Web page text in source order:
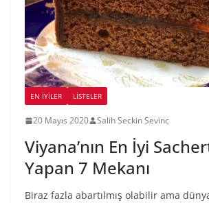
EN İYILER LİSTELER
20 Mayıs 2020 Salih Seckin Sevinc
Viyana’nın En İyi
Yapan 7 Mekanı
Biraz fazla abartılmış olabilir ama